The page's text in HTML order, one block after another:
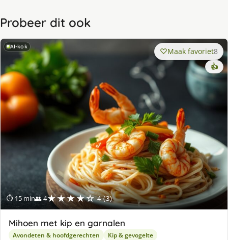
Probeer dit ook
AI-kok
⏱ 15 min👥 4★★★★☆ 4 (3)
Maak favoriet8
👍
Mihoen met kip en garnalen
Avondeten & hoofdgerechten Kip & gevogelte